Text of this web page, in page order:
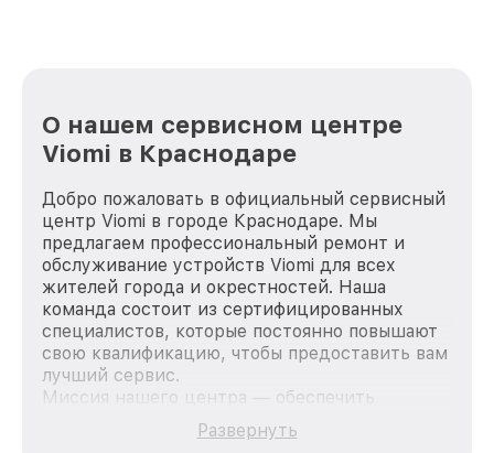
О нашем сервисном центре
Viomi в Краснодаре
Добро пожаловать в официальный сервисный
центр Viomi в городе Краснодаре. Мы
предлагаем профессиональный ремонт и
обслуживание устройств Viomi для всех
жителей города и окрестностей. Наша
команда состоит из сертифицированных
специалистов, которые постоянно повышают
свою квалификацию, чтобы предоставить вам
лучший сервис.
Миссия нашего центра — обеспечить
качественный и доступный ремонт для
каждого пользователя продукции Viomi, вне
Развернуть